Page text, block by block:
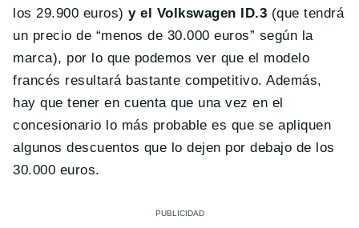
los 29.900 euros)y el Volkswagen ID.3 (que tendrá
un precio de “menos de 30.000 euros” según la
marca), por lo que podemos ver que el modelo
francés resultará bastante competitivo. Además,
hay que tener en cuenta que una vez en el
concesionario lo más probable es que se apliquen
algunos descuentos que lo dejen por debajo de los
30.000 euros.